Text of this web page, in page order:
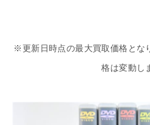
※更新日時点の最大買取価格とな
格は変動し